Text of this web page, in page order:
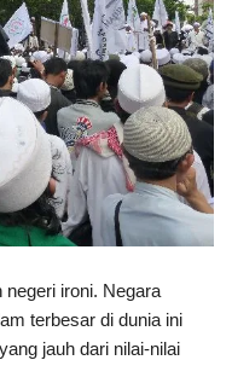
negeri ironi. Negara
terbesar di dunia ini
jauh dari nilai-nilai